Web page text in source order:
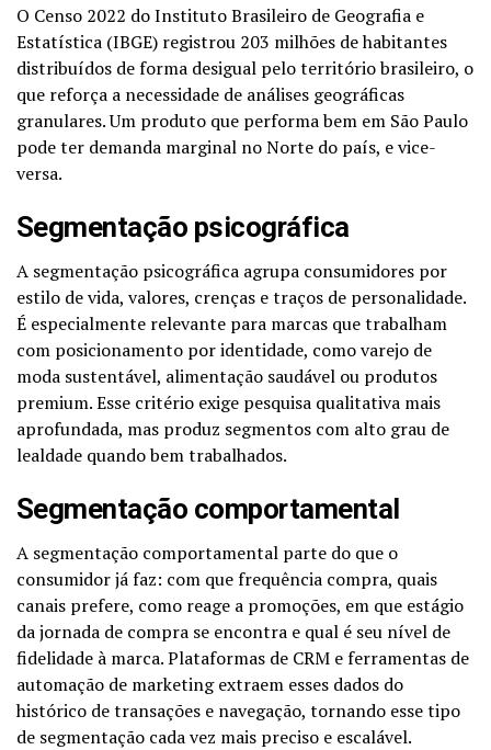
O Censo 2022 do Instituto Brasileiro de Geografia e
Estatística (IBGE) registrou 203 milhões de habitantes
distribuídos de forma desigual pelo território brasileiro, o
que reforça a necessidade de análises geográficas
granulares. Um produto que performa bem em São Paulo
pode ter demanda marginal no Norte do país, e vice-
versa.
Segmentação psicográfica
A segmentação psicográfica agrupa consumidores por
estilo de vida, valores, crenças e traços de personalidade.
É especialmente relevante para marcas que trabalham
com posicionamento por identidade, como varejo de
moda sustentável, alimentação saudável ou produtos
premium. Esse critério exige pesquisa qualitativa mais
aprofundada, mas produz segmentos com alto grau de
lealdade quando bem trabalhados.
Segmentação comportamental
A segmentação comportamental parte do que o
consumidor já faz: com que frequência compra, quais
canais prefere, como reage a promoções, em que estágio
da jornada de compra se encontra e qual é seu nível de
fidelidade à marca. Plataformas de CRM e ferramentas de
automação de marketing extraem esses dados do
histórico de transações e navegação, tornando esse tipo
de segmentação cada vez mais preciso e escalável.